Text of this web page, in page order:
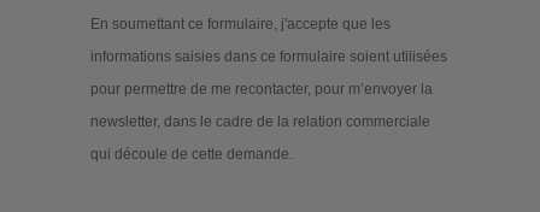
En soumettant ce formulaire, j'accepte que les
informations saisies dans ce formulaire soient utilisées
pour permettre de me recontacter, pour m’envoyer la
newsletter, dans le cadre de la relation commerciale
qui découle de cette demande.